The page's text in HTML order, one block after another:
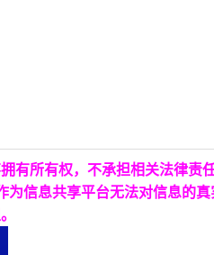
有所有权，不承担相关法律责
信息共享平台无法对信息的